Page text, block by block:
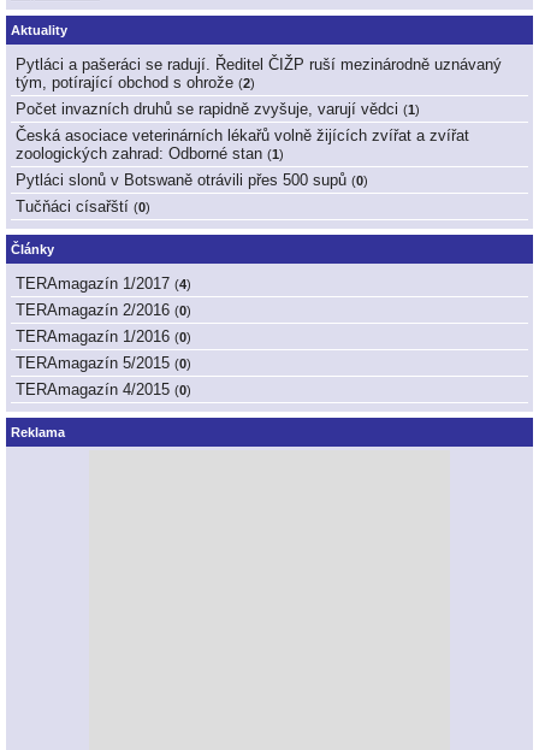
Aktuality
Pytláci a pašeráci se radují. Ředitel ČIŽP ruší mezinárodně uznávaný
tým, potírající obchod s ohrože (2)
Počet invazních druhů se rapidně zvyšuje, varují vědci (1)
Česká asociace veterinárních lékařů volně žijících zvířat a zvířat
zoologických zahrad: Odborné stan (1)
Pytláci slonů v Botswaně otrávili přes 500 supů (0)
Tučňáci císařští (0)
Články
TERAmagazín 1/2017 (4)
TERAmagazín 2/2016 (0)
TERAmagazín 1/2016 (0)
TERAmagazín 5/2015 (0)
TERAmagazín 4/2015 (0)
Reklama